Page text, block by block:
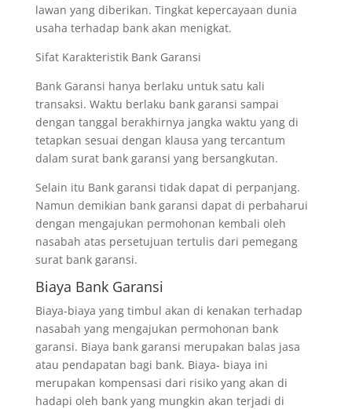
lawan yang diberikan. Tingkat kepercayaan dunia
usaha terhadap bank akan menigkat.
Sifat Karakteristik Bank Garansi
Bank Garansi hanya berlaku untuk satu kali
transaksi. Waktu berlaku bank garansi sampai
dengan tanggal berakhirnya jangka waktu yang di
tetapkan sesuai dengan klausa yang tercantum
dalam surat bank garansi yang bersangkutan.
Selain itu Bank garansi tidak dapat di perpanjang.
Namun demikian bank garansi dapat di perbaharui
dengan mengajukan permohonan kembali oleh
nasabah atas persetujuan tertulis dari pemegang
surat bank garansi.
Biaya Bank Garansi
Biaya-biaya yang timbul akan di kenakan terhadap
nasabah yang mengajukan permohonan bank
garansi. Biaya bank garansi merupakan balas jasa
atau pendapatan bagi bank. Biaya- biaya ini
merupakan kompensasi dari risiko yang akan di
hadapi oleh bank yang mungkin akan terjadi di